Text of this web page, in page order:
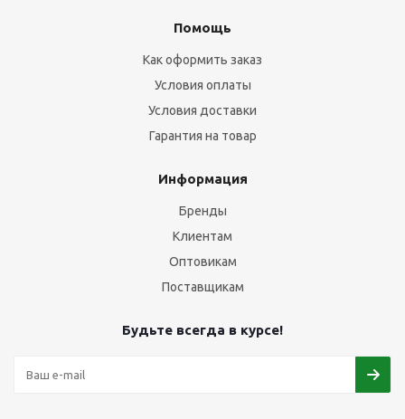
Помощь
Как оформить заказ
Условия оплаты
Условия доставки
Гарантия на товар
Информация
Бренды
Клиентам
Оптовикам
Поставщикам
Будьте всегда в курсе!